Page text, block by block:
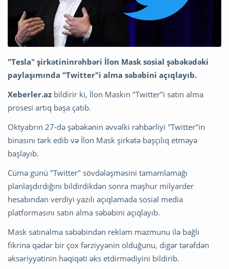
"Tesla" şirkətininrəhbəri İlon Mask sosial şəbəkədəki
paylaşımında "Twitter"i alma səbəbini açıqlayıb.
Xeberler.az bildirir ki, İlon Maskın "Twitter"i satın alma
prosesi artıq başa çatıb.
Oktyabrın 27-də şəbəkənin əvvəlki rəhbərliyi "Twitter"in
binasını tərk edib və İlon Mask şirkətə başçılıq etməyə
başlayıb.
Cümə günü "Twitter" sövdələşməsini tamamlamağı
planlaşdırdığını bildirdikdən sonra məşhur milyarder
hesabından verdiyi yazılı açıqlamada sosial media
platformasını satın alma səbəbini açıqlayıb.
Mask satınalma səbəbindən reklam məzmunu ilə bağlı
fikrinə qədər bir çox fərziyyənin olduğunu, digər tərəfdən
əksəriyyətinin həqiqəti əks etdirmədiyini bildirib.